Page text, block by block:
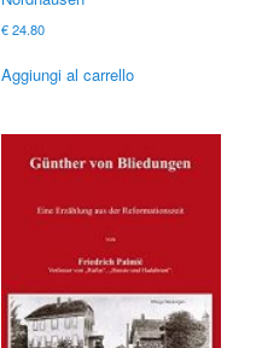
€24.80
Aggiungi al carrello